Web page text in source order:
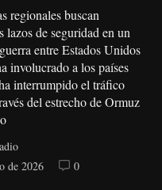
regionales buscan
lazos de seguridad en un
entre Estados Unidos
involucrado a los países
interrumpido el tráfico
del estrecho de Ormuz
de 2026
0